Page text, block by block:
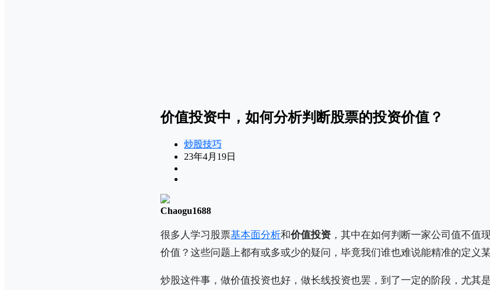
价值投资中，如何分析判断股票的投资价值？
炒股技巧
23年4月19日
Chaogu1688
很多人学习股票基本面分析和价值投资 ，其中在如何判断一家公司值不值
价值？这些问题上都有或多或少的疑问，毕竟我们谁也难说能精准的定义
炒股这件事，做价值投资也好，做长线投资也罢，到了一定的阶段，尤其